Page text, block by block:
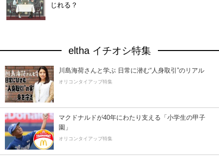
じれる？
eltha イチオシ特集
川島海荷さんと学ぶ 日常に潜む“人身取引”のリアル
オリコンタイアップ特集
マクドナルドが40年にわたり支える「小学生の甲子
園」
オリコンタイアップ特集